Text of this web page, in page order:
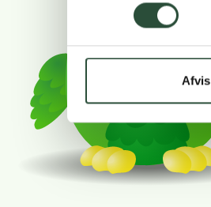
Afvis